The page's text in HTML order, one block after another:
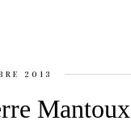
2013
Mantoux